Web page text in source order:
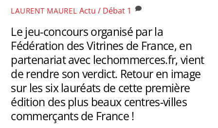
LAURENT MAUREL Actu / Débat 1
Le jeu-concours organisé par la
Fédération des Vitrines de France, en
partenariat avec lechommerces.fr, vient
de rendre son verdict. Retour en image
sur les six lauréats de cette première
édition des plus beaux centres-villes
commerçants de France !